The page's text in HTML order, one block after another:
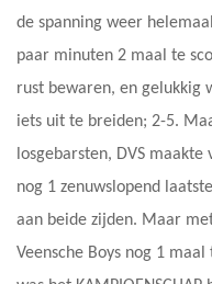
de spanning weer
paar minuten 2 maal te
rust bewaren, en gelukkig
iets uit te breiden; 2-5.
losgebarsten, DVS
nog 1 zenuwslopend
aan beide zijden. Maar
Veensche Boys nog 1